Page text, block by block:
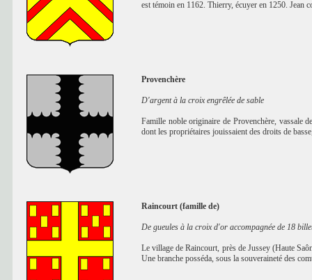
est témoin en 1162. Thierry, écuyer en 1250. Jean
Provenchère
D'argent à la croix engrêlée de sable
Famille noble originaire de Provenchère, vassale
dont les propriétaires jouissaient des droits de
Raincourt (famille de)
De gueules à la croix d'or accompagnée de 18
Le village de Raincourt, près de Jussey (Haute
Une branche posséda, sous la souveraineté des